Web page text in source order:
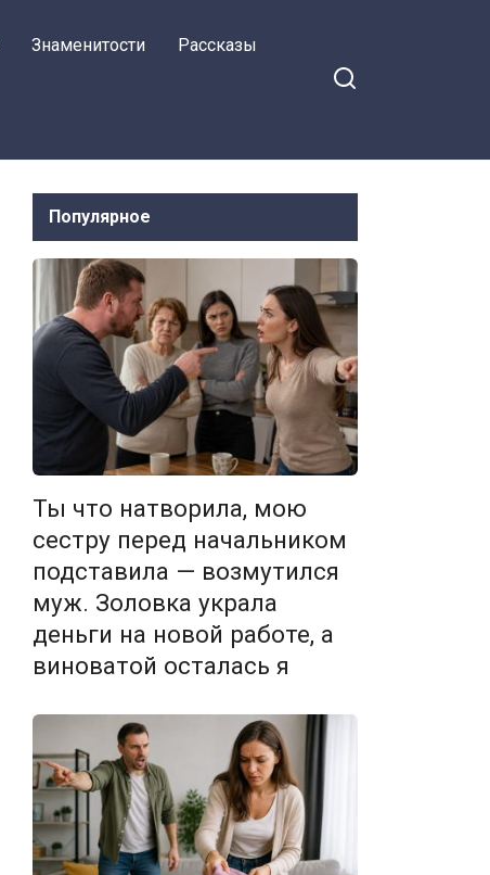
Знаменитости Рассказы
Популярное
Ты что натворила, мою
сестру перед начальником
подставила — возмутился
муж. Золовка украла
деньги на новой работе, а
виноватой осталась я